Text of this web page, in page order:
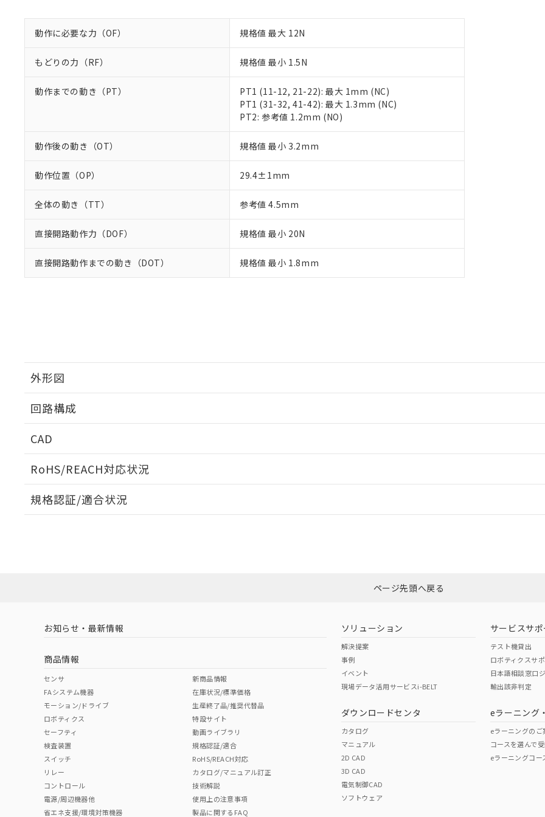
動作に必要な力（OF） 規格値 最大 12N
もどりの力（RF） 規格値 最小 1.5N
動作までの動き（PT）
PT1 (11-12, 21-22): 最大 1mm (NC)
PT1 (31-32, 41-42): 最大 1.3mm (NC)
PT2: 参考値 1.2mm (NO)
動作後の動き（OT） 規格値 最小 3.2mm
動作位置（OP） 29.4±1mm
全体の動き（TT） 参考値 4.5mm
直接開路動作力（DOF） 規格値 最小 20N
直接開路動作までの動き（DOT） 規格値 最小 1.8mm
外形図
回路構成
CAD
RoHS/REACH対応状況
EU RoHS 注意事項・凡例
ダウンロードはこちら
中国 RoHS 注意事項・凡例
中国 RoHS表
Pb Hg Cr(VI)
"対応済み"や非含有の記載がされた商品であっても、流通在庫等で未対応品が混在する可能性があります。
非含有品が必要な際は、弊社営業部門もしくは販売店へお問い合わせください。
規格認証/適合状況
（イギリス
（ノルウェー
（日本
（アメリカ
この製品の規格認証/適合
その他の認証はこちらのページからご
り割愛しております。
ページ先頭へ戻る
お知らせ・最新情報
商品情報
センサ
FAシステム機器
モーション/ドライブ
ロボティクス
セーフティ
検査装置
スイッチ
リレー
コントロール
電源/周辺機器他
省エネ支援/環境対策機器
新商品情報
在庫状況/標準価格
生産終了品/推奨代替品
特設サイト
動画ライブラリ
規格認証/適合
RoHS/REACH対応
カタログ/マニュアル訂正
技術解説
使用上の注意事項
製品に関するFAQ
ソリューション
解決提案
事例
イベント
現場データ活用サービスi-BELT
ダウンロードセンタ
カタログ
マニュアル
2D CAD
3D CAD
電気制御CAD
ソフトウェア
サービスサポ
テスト機貸出
ロボティクスサ
日本語相談窓口
輸出該非判定
eラーニング
eラーニングのご
コースを選んで
eラーニングコー